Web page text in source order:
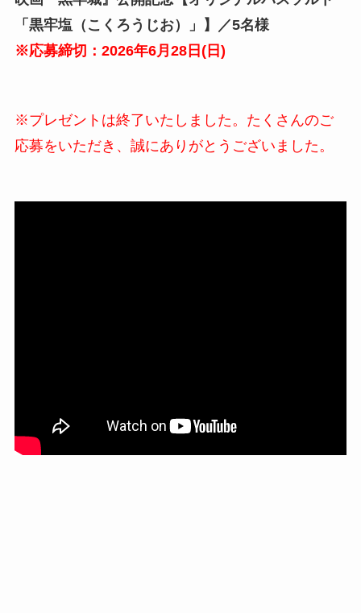
「黒牢塩（こくろうじお）」
】／5名様
※応募締切：2026年6月 28日(日 )
※プレゼントは終了いたしました。たくさんのご
応募をいただき、誠にありがとうございました。